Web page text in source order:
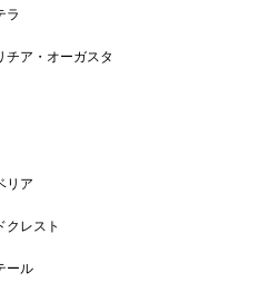
ラ
チア・オーガスタ
リア
クレスト
ール